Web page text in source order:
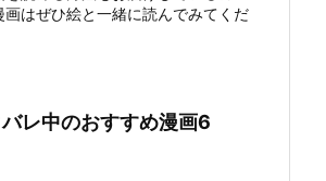
画はぜひ絵と一緒に読んでみてくだ
レ中のおすすめ漫画6